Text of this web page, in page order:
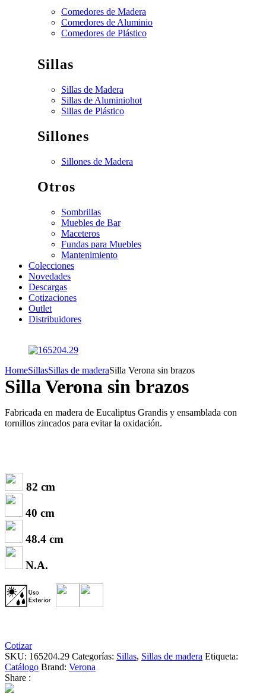
Comedores de Madera
Comedores de Aluminio
Comedores de Plástico
Sillas
Sillas de Madera
Sillas de Aluminiohot
Sillas de Plástico
Sillones
Sillones de Madera
Otros
Sombrillas
Muebles de Bar
Maceteros
Fundas para Muebles
Mantenimiento
Colecciones
Novedades
Descargas
Cotizaciones
Outlet
Distribuidores
HomeSillasSillas de maderaSilla Verona sin brazos
Silla Verona sin brazos
Fabricada en madera de Eucaliptus Grandis y ensamblada con
tornillos zincados para evitar la oxidación.
82 cm
40 cm
48.4 cm
N.A.
Cotizar
SKU: 165204.29 Categorías: Sillas, Sillas de madera Etiqueta:
Catálogo Brand: Verona
Share :